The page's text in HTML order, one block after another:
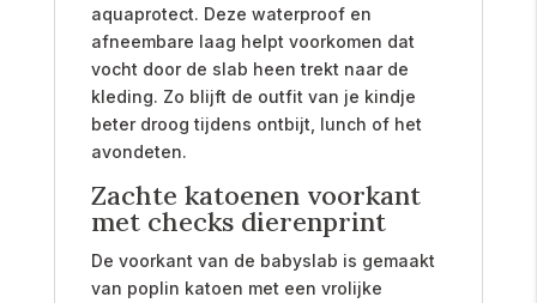
aquaprotect. Deze waterproof en
afneembare laag helpt voorkomen dat
vocht door de slab heen trekt naar de
kleding. Zo blijft de outfit van je kindje
beter droog tijdens ontbijt, lunch of het
avondeten.
Zachte katoenen voorkant
met checks dierenprint
De voorkant van de babyslab is gemaakt
van poplin katoen met een vrolijke